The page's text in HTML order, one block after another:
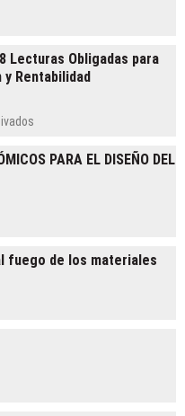
Lecturas Obligadas para
Rentabilidad
Q1
Obligadas
para
PARA EL DISEÑO DEL
fuego de los materiales